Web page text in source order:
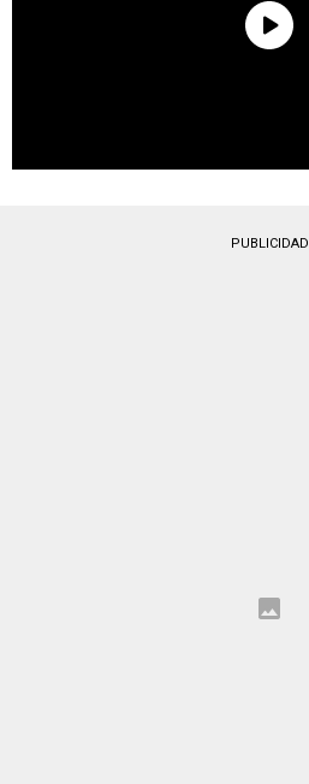
PUBLICIDAD